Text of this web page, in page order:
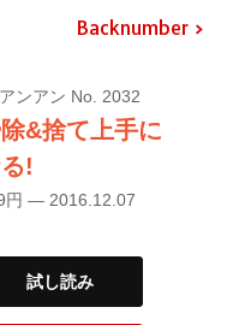
Backnumber
ンアン No. 2032
&捨て上手に
!
円 — 2016.12.07
試し読み